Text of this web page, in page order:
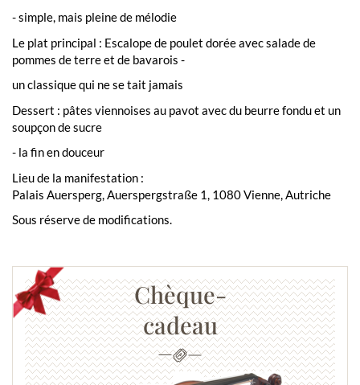
- simple, mais pleine de mélodie
Le plat principal : Escalope de poulet dorée avec salade de
pommes de terre et de bavarois -
un classique qui ne se tait jamais
Dessert : pâtes viennoises au pavot avec du beurre fondu et un
soupçon de sucre
- la fin en douceur
Lieu de la manifestation :
Palais Auersperg, Auerspergstraße 1, 1080 Vienne, Autriche
Sous réserve de modifications.
Chèque-
cadeau